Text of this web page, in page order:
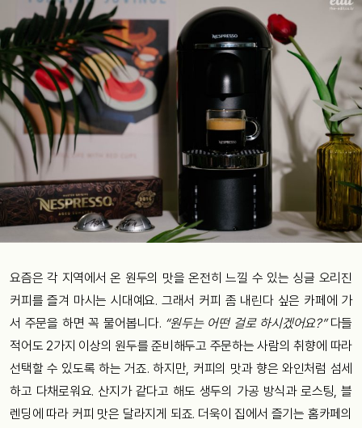
요즘은 각 지역에서 온 원두의 맛을 온전히 느낄 수 있는 싱글 오리진
커피를 즐겨 마시는 시대예요. 그래서 커피 좀 내린다 싶은 카페에 가
서 주문을 하면 꼭 물어봅니다. “원두는 어떤 걸로 하시겠어요?”다들
적어도 2가지 이상의 원두를 준비해두고 주문하는 사람의 취향에 따라
선택할 수 있도록 하는 거죠. 하지만, 커피의 맛과 향은 와인처럼 섬세
하고 다채로워요. 산지가 같다고 해도 생두의 가공 방식과 로스팅, 블
렌딩에 따라 커피 맛은 달라지게 되죠. 더욱이 집에서 즐기는 홈카페의